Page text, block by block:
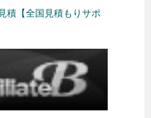
積【全国見積もりサポ